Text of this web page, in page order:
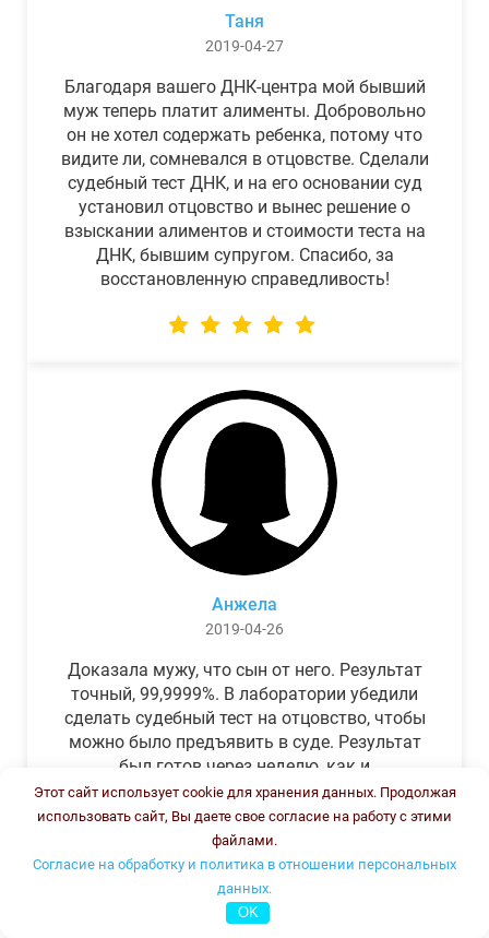
Таня
2019-04-27
Благодаря вашего ДНК-центра мой бывший
муж теперь платит алименты. Добровольно
он не хотел содержать ребенка, потому что
видите ли, сомневался в отцовстве. Сделали
судебный тест ДНК, и на его основании суд
установил отцовство и вынес решение о
взыскании алиментов и стоимости теста на
ДНК, бывшим супругом. Спасибо, за
восстановленную справедливость!
Анжела
2019-04-26
Доказала мужу, что сын от него. Результат
точный, 99,9999%. В лаборатории убедили
сделать судебный тест на отцовство, чтобы
можно было предъявить в суде. Результат
был готов через неделю, как и
обещали.Теперь муж бегает и извиняется.
Этот сайт использует cookie для хранения данных. Продолжая
использовать сайт, Вы даете свое согласие на работу с этими
файлами.
Согласие на обработку и политика в отношении персональных
данных.
OK